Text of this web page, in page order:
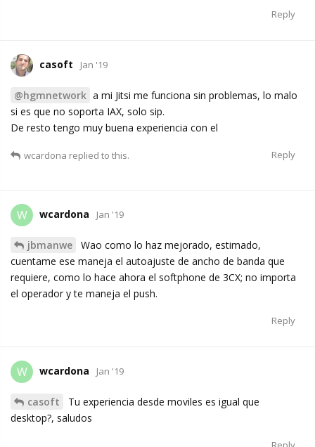
Reply
casoft Jan '19
@hgmnetwork a mi Jitsi me funciona sin problemas, lo malo
si es que no soporta IAX, solo sip.
De resto tengo muy buena experiencia con el
Reply
wcardona replied to this.
W wcardona Jan '19
jbmanwe
Wao como lo haz mejorado, estimado,
cuentame ese maneja el autoajuste de ancho de banda que
requiere, como lo hace ahora el softphone de 3CX; no importa
el operador y te maneja el push.
Reply
W wcardona Jan '19
casoft
Tu experiencia desde moviles es igual que
desktop?, saludos